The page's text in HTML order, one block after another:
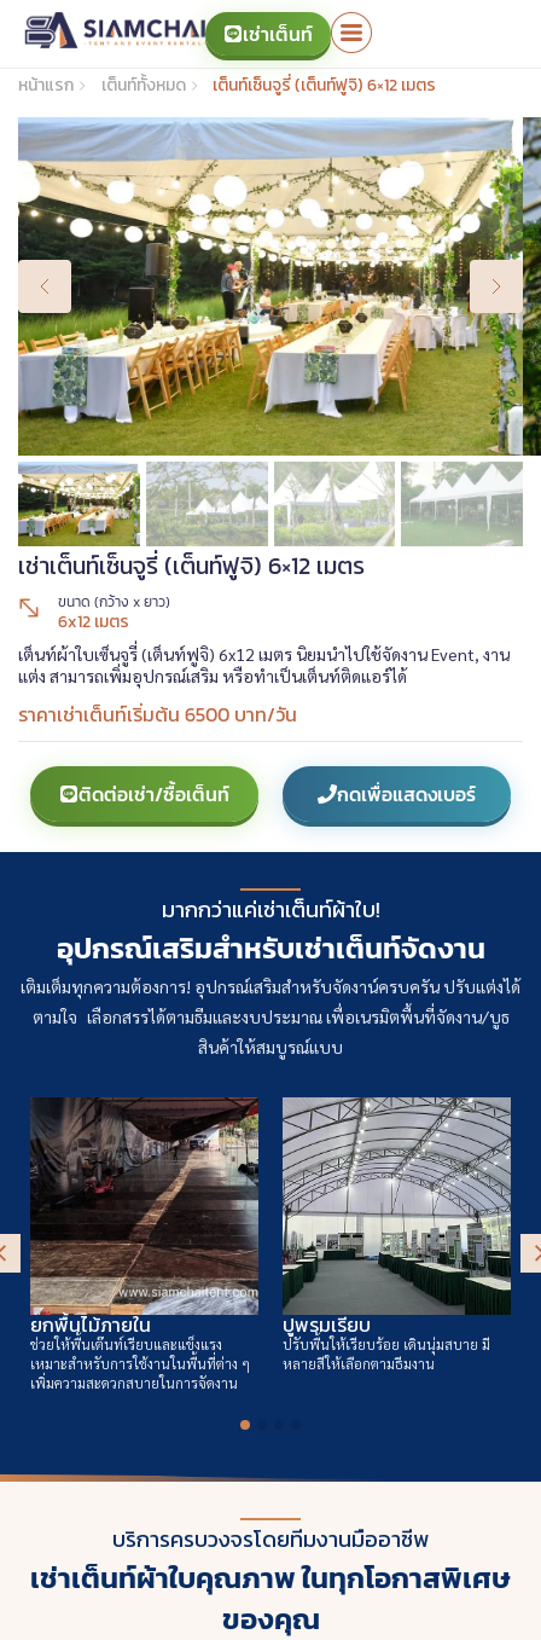
เช่าเต็นท์
หน้าแรก เต็นท์ทั้งหมด เต็นท์เซ็นจูรี่ (เต็นท์ฟูจิ) 6×12 เมตร
เช่าเต็นท์เซ็นจูรี่ (เต็นท์ฟูจิ) 6×12 เมตร
ขนาด (กว้าง x ยาว)
6x12 เมตร
เต็นท์ผ้าใบเซ็นจูรี่ (เต็นท์ฟูจิ) 6x12 เมตร นิยมนำไปใช้จัดงาน Event, งาน
แต่ง สามารถเพิ่มอุปกรณ์เสริม หรือทำเป็นเต็นท์ติดแอร์ได้
ราคาเช่าเต็นท์เริ่มต้น 6500 บาท/วัน
ติดต่อเช่า/ซื้อเต็นท์ กดเพื่อแสดงเบอร์
มากกว่าแค่เช่าเต็นท์ผ้าใบ!
อุปกรณ์เสริมสำหรับเช่าเต็นท์จัดงาน
เติมเต็มทุกความต้องการ! อุปกรณ์เสริมสำหรับจัดงาน์ครบครัน ปรับแต่งได้
ตามใจ เลือกสรรได้ตามธีมและงบประมาณ เพื่อเนรมิตพื้นที่จัดงาน/บูธ
สินค้าให้สมบูรณ์แบบ
ยกพื้นไม้ภายใน
ช่วยให้พื้นเต๊นท์เรียบและแข็งแรง
เหมาะสำหรับการใช้งานในพื้นที่ต่าง ๆ
เพิ่มความสะดวกสบายในการจัดงาน
ปูพรมเรียบ
ปรับพื้นให้เรียบร้อย เดินนุ่มสบาย มี
หลายสีให้เลือกตามธีมงาน
บริการครบวงจรโดยทีมงานมืออาชีพ
เช่าเต็นท์ผ้าใบคุณภาพ ในทุกโอกาสพิเศษ
ของคุณ